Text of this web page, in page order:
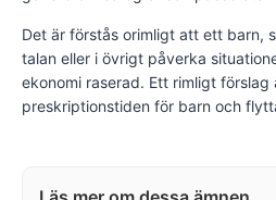
Det är förstås orimligt att ett barn,
talan eller i övrigt påverka
ekonomi raserad. Ett rimligt
preskriptionstiden för barn och